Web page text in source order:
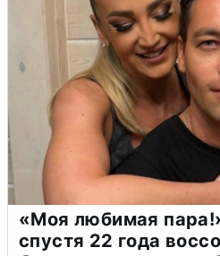
«Моя любимая
спустя 22 года